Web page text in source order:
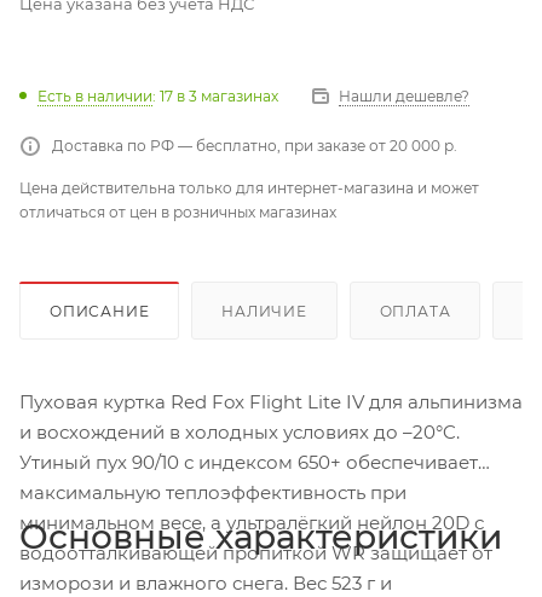
Есть в наличии: 17 в 3 магазинах Нашли дешевле?
Доставка по РФ — бесплатно, при заказе от 20 000 р.
Цена действительна только для интернет-магазина и может
отличаться от цен в розничных магазинах
ОПИСАНИЕ НАЛИЧИЕ ОПЛАТА
Пуховая куртка Red Fox Flight Lite IV для альпинизма
и восхождений в холодных условиях до –20°C.
Утиный пух 90/10 с индексом 650+ обеспечивает
максимальную теплоэффективность при
минимальном весе, а ультралёгкий нейлон 20D с
водоотталкивающей пропиткой WR защищает от
изморози и влажного снега. Вес 523 г и
Основные характеристики